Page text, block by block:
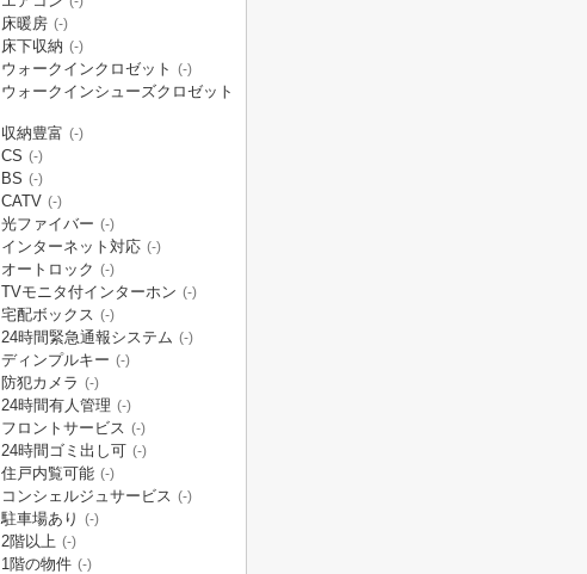
床暖房 (-)
床下収納 (-)
ウォークインクロゼット (-)
ウォークインシューズクロゼット
収納豊富 (-)
CS (-)
BS (-)
CATV (-)
光ファイバー (-)
インターネット対応 (-)
オートロック (-)
TVモニタ付インターホン (-)
宅配ボックス (-)
24時間緊急通報システム (-)
ディンプルキー (-)
防犯カメラ (-)
24時間有人管理 (-)
フロントサービス (-)
24時間ゴミ出し可 (-)
住戸内覧可能 (-)
コンシェルジュサービス (-)
駐車場あり (-)
2階以上 (-)
1階の物件 (-)